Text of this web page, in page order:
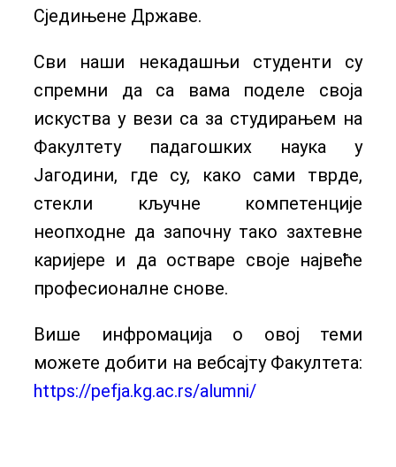
Сједињене Државе.
Сви наши некадашњи студенти су
спремни да са вама поделе своја
искуства у вези са за студирањем на
Факултету падагошких наука у
Јагодини, где су, како сами тврде,
стекли кључне компетенције
неопходне да започну тако захтевне
каријере и да остваре своје највеће
професионалне снове.
Више инфромација о овој теми
можете добити на вебсајту Факултета:
https://pefja.kg.ac.rs/alumni/